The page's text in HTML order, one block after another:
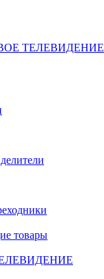
ТЕЛЕВИДЕНИЕ
товары